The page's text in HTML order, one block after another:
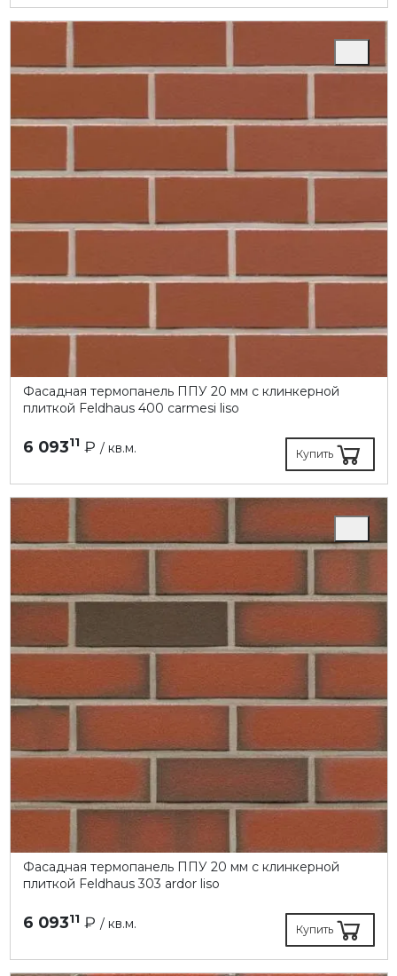
Фасадная термопанель ППУ 20 мм с клинкерной
плиткой Feldhaus 400 carmesi liso
6 09311 ₽ / кв.м. Купить
Фасадная термопанель ППУ 20 мм с клинкерной
плиткой Feldhaus 303 ardor liso
6 09311 ₽ / кв.м. Купить